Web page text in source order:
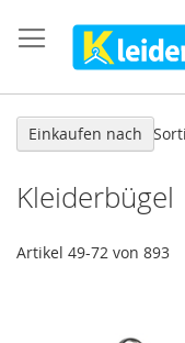
zum
Inhalt
Kleiderbügel
Artikel 49-72 von 893
Einkaufen nach